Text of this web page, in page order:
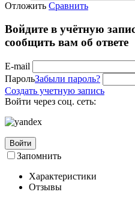
Отложить Сравнить
Войдите в учётную
сообщить вам об ответе
E-mail
ПарольЗабыли пароль?
Создать учетную запись
Войти через соц. сеть:
Войти
Запомнить
Характеристики
Отзывы